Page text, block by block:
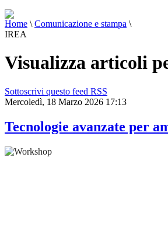
Home \ Comunicazione e stampa \
IREA
Visualizza articoli
Sottoscrivi questo feed RSS
Mercoledì, 18 Marzo 2026 17:13
Tecnologie avanzate per